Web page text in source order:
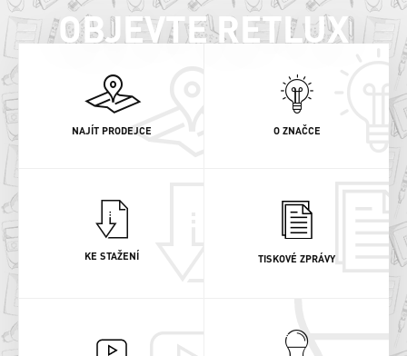
OBJEVTE RETLUX
NAJÍT PRODEJCE O ZNAČCE
KE STAŽENÍ TISKOVÉ ZPRÁVY